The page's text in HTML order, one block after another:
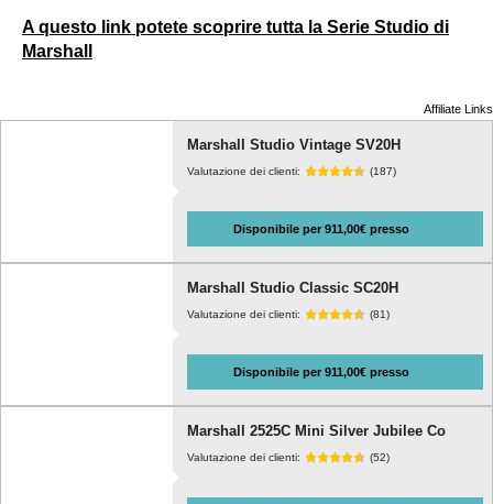
A questo link potete scoprire tutta la Serie Studio di
Marshall
Affiliate Links
Marshall Studio Vintage SV20H
Valutazione dei clienti: (187)
Disponibile per 911,00€ presso
Marshall Studio Classic SC20H
Valutazione dei clienti: (81)
Disponibile per 911,00€ presso
Marshall 2525C Mini Silver Jubilee Co
Valutazione dei clienti: (52)